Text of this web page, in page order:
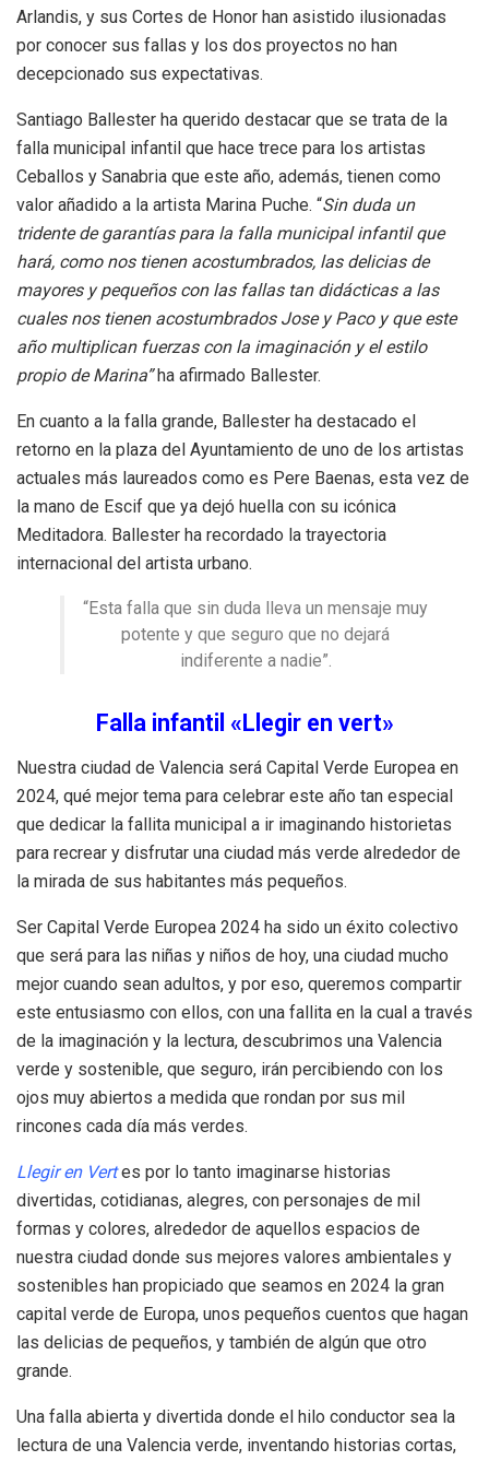
Arlandis, y sus Cortes de Honor han asistido ilusionadas
por conocer sus fallas y los dos proyectos no han
decepcionado sus expectativas.
Santiago Ballester ha querido destacar que se trata de la
falla municipal infantil que hace trece para los artistas
Ceballos y Sanabria que este año, además, tienen como
valor añadido a la artista Marina Puche. “Sin duda un
tridente de garantías para la falla municipal infantil que
hará, como nos tienen acostumbrados, las delicias de
mayores y pequeños con las fallas tan didácticas a las
cuales nos tienen acostumbrados Jose y Paco y que este
año multiplican fuerzas con la imaginación y el estilo
propio de Marina”ha afirmado Ballester.
En cuanto a la falla grande, Ballester ha destacado el
retorno en la plaza del Ayuntamiento de uno de los artistas
actuales más laureados como es Pere Baenas, esta vez de
la mano de Escif que ya dejó huella con su icónica
Meditadora. Ballester ha recordado la trayectoria
internacional del artista urbano.
“Esta falla que sin duda lleva un mensaje muy
potente y que seguro que no dejará
indiferente a nadie”.
Falla infantil «Llegir en vert»
Nuestra ciudad de Valencia será Capital Verde Europea en
2024, qué mejor tema para celebrar este año tan especial
que dedicar la fallita municipal a ir imaginando historietas
para recrear y disfrutar una ciudad más verde alrededor de
la mirada de sus habitantes más pequeños.
Ser Capital Verde Europea 2024 ha sido un éxito colectivo
que será para las niñas y niños de hoy, una ciudad mucho
mejor cuando sean adultos, y por eso, queremos compartir
este entusiasmo con ellos, con una fallita en la cual a través
de la imaginación y la lectura, descubrimos una Valencia
verde y sostenible, que seguro, irán percibiendo con los
ojos muy abiertos a medida que rondan por sus mil
rincones cada día más verdes.
Llegir en Vertes por lo tanto imaginarse historias
divertidas, cotidianas, alegres, con personajes de mil
formas y colores, alrededor de aquellos espacios de
nuestra ciudad donde sus mejores valores ambientales y
sostenibles han propiciado que seamos en 2024 la gran
capital verde de Europa, unos pequeños cuentos que hagan
las delicias de pequeños, y también de algún que otro
grande.
Una falla abierta y divertida donde el hilo conductor sea la
lectura de una Valencia verde, inventando historias cortas,